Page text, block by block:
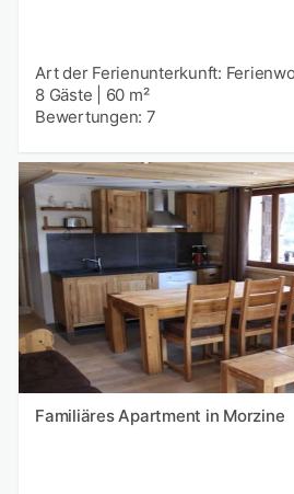
Art der Ferienunterkunft:
8 Gäste
60 m²
Bewertungen: 7
Familiäres Apartment in Morzine